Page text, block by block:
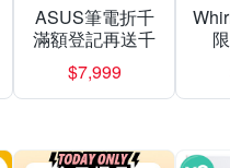
ASUS筆電折千
滿額登記再送千
$7,999